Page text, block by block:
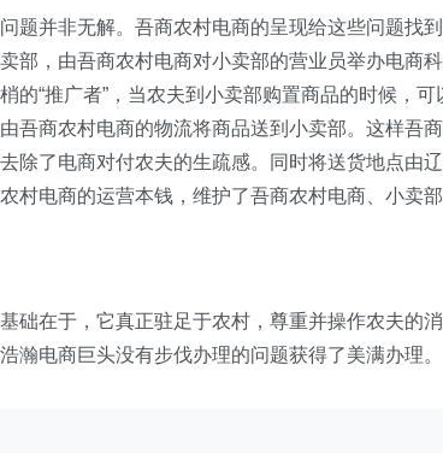
题并非无解。吾商农村电商的呈现给这些问题找
部，由吾商农村电商对小卖部的营业员举办电商
的“推广者”，当农夫到小卖部购置商品的时候，
吾商农村电商的物流将商品送到小卖部。这样吾
除了电商对付农夫的生疏感。同时将送货地点由
村电商的运营本钱，维护了吾商农村电商、小卖
础在于，它真正驻足于农村，尊重并操作农夫的
瀚电商巨头没有步伐办理的问题获得了美满办理。